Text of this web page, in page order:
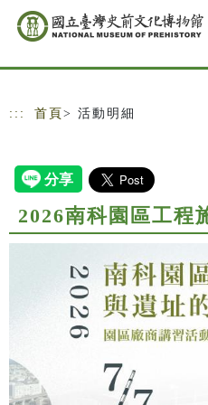
跳到主要內容
網站導覽
::: 首頁 > 活動明細
2026南科園區工程